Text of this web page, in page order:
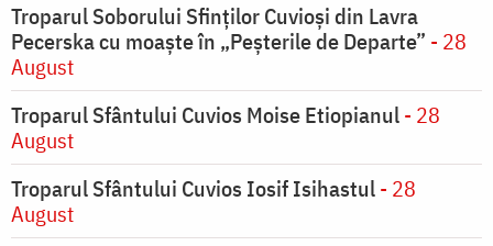
Troparul Soborului Sfinților Cuvioși din Lavra
Pecerska cu moaște în „Peșterile de Departe” - 28
August
Troparul Sfântului Cuvios Moise Etiopianul- 28
August
Troparul Sfântului Cuvios Iosif Isihastul- 28
August